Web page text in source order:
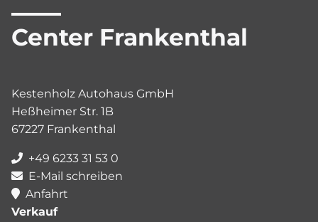
Center Frankenthal
Kestenholz Autohaus GmbH
Heßheimer Str. 1B
67227 Frankenthal
+49 6233 31 53 0
E-Mail schreiben
Anfahrt
Verkauf